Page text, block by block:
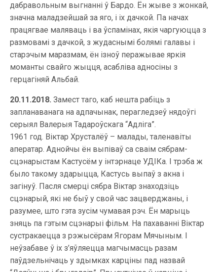
дабравольным выгнанні ў Бардо. Ён жыве з жонкай,
значна маладзейшай за яго, і іх дачкой. Па начах
працягвае маляваць і ва ўспамінах, якія чаргуюцца з
размовамі з дачкой, з жудаснымі болямі галавы і
старэчым маразмам, ён ізноў перажывае яркія
моманты свайго жыцця, асабліва адносіны з
герцагіняй Альбай.
20.11.2018. Замест таго, каб нешта рабіць з
запланаванага на адпачынак, перагледзеў нядоўгі
серыял Валерыя Тадароўскага “Адліга”.
1961 год. Віктар Хрусталёў – малады, таленавіты
аператар. Аднойчы ён выпіваў са сваім сябрам-
сцэнарыстам Кастусём у інтэрнаце УДІКа. І трэба ж
было такому здарыцца, Кастусь выпаў з акна і
загінуў. Пасля смерці сябра Віктар знаходзіць
сцэнарый, які не быў у свой час зацверджаны, і
разумее, што гэта зусім чумавая рэч. Ён марыць
зняць па гэтым сцэнарыі фільм. На пахаванні Віктар
сустракаецца з рэжысёрам Ягорам Мячыным. І
неўзабаве ў іх з’яўляецца магчымасць разам
паўдзельнічаць у здымках карціны пад назвай